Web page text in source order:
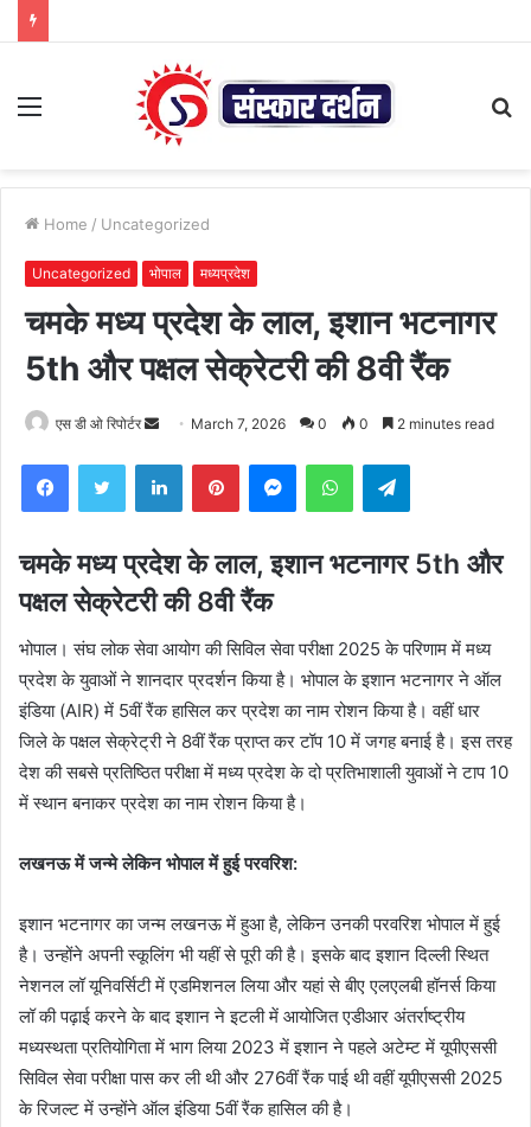
Menu
Home / Uncategorized
Uncategorized भोपाल मध्यप्रदेश
चमके मध्य प्रदेश के लाल, इशान भटनागर
5th और पक्षल सेक्रेटरी की 8वी रैंक
एस डी ओ रिपोर्टर
Send March 7, 2026 0 0 2 minutes read
FacebookTwitter LinkedInPinterestMessengerWhatsAppTelegram
चमके मध्य प्रदेश के लाल, इशान भटनागर 5th और
पक्षल सेक्रेटरी की 8वी रैंक
भोपाल। संघ लोक सेवा आयोग की सिविल सेवा परीक्षा 2025 के परिणाम में मध्य
प्रदेश के युवाओं ने शानदार प्रदर्शन किया है। भोपाल के इशान भटनागर ने ऑल
इंडिया (AIR) में 5वीं रैंक हासिल कर प्रदेश का नाम रोशन किया है। वहीं धार
जिले के पक्षल सेक्रेट्री ने 8वीं रैंक प्राप्त कर टॉप 10 में जगह बनाई है। इस तरह
देश की सबसे प्रतिष्ठित परीक्षा में मध्य प्रदेश के दो प्रतिभाशाली युवाओं ने टाप 10
में स्थान बनाकर प्रदेश का नाम रोशन किया है।
लखनऊ में जन्मे लेकिन भोपाल में हुई परवरिश:
इशान भटनागर का जन्म लखनऊ में हुआ है, लेकिन उनकी परवरिश भोपाल में हुई
है। उन्होंने अपनी स्कूलिंग भी यहीं से पूरी की है। इसके बाद इशान दिल्ली स्थित
नेशनल लॉ यूनिवर्सिटी में एडमिशनल लिया और यहां से बीए एलएलबी हॉनर्स किया
लॉ की पढ़ाई करने के बाद इशान ने इटली में आयोजित एडीआर अंतर्राष्ट्रीय
मध्यस्थता प्रतियोगिता में भाग लिया 2023 में इशान ने पहले अटेम्ट में यूपीएससी
सिविल सेवा परीक्षा पास कर ली थी और 276वीं रैंक पाई थी वहीं यूपीएससी 2025
के रिजल्ट में उन्होंने ऑल इंडिया 5वीं रैंक हासिल की है।